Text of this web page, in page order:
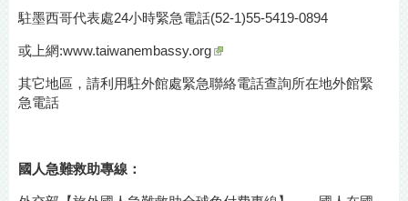
駐墨西哥代表處24小時緊急電話(52-1)55-5419-0894
或上網:www.taiwanembassy.org
其它地區，請利用駐外館處緊急聯絡電話查詢所在地外館緊
急電話
國人急難救助專線：